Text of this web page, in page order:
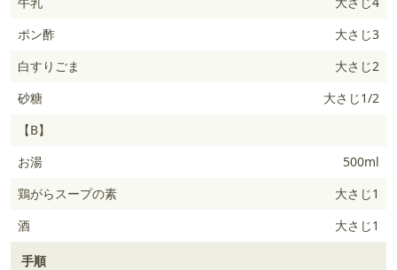
ポン酢
大さじ3
白すりごま
大さじ2
砂糖
大さじ1/2
【B】
お湯
500ml
鶏がらスープの素
大さじ1
酒
大さじ1
手順